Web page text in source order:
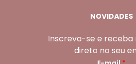
NOVIDADES
Inscreva-se e receba
direto no seu